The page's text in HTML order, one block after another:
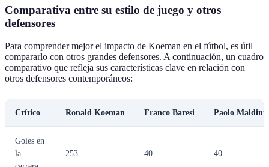
Comparativa entre su estilo de juego y otros
defensores
Para comprender mejor el impacto de Koeman en el fútbol, es útil
compararlo con otros grandes defensores. A continuación, un cuadro
comparativo que refleja sus características clave en relación con
otros defensores contemporáneos:
Crítico Ronald Koeman Franco Baresi Paolo Maldini
Goles en
la
253 40 40